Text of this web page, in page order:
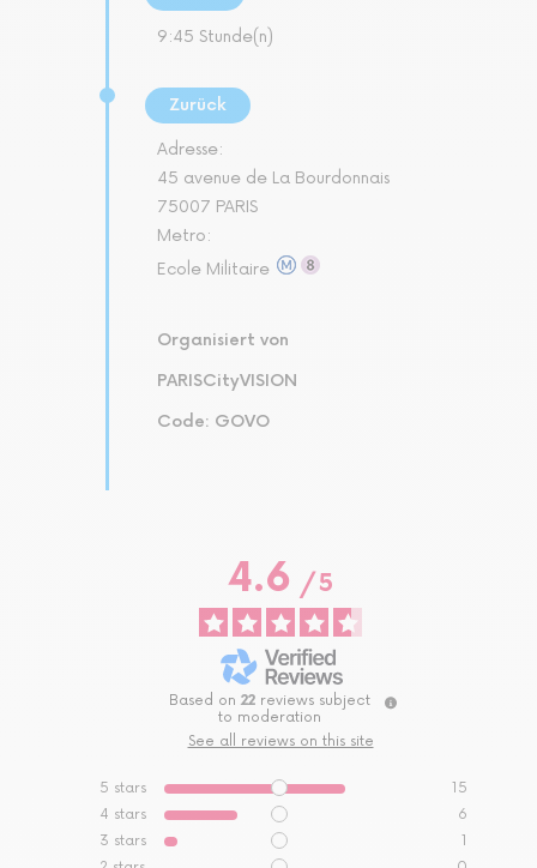
9:45 Stunde(n)
Zurück
Adresse:
45 avenue de La Bourdonnais
75007 PARIS
Metro:
Ecole Militaire
Organisiert von
PARISCityVISION
Code: GOVO
4.6/ 5
Based on 22 reviews subject
to moderation
See all reviews on this site
5 stars
15
4 stars
6
3 stars
1